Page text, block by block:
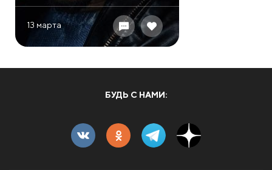
13 марта
БУДЬ С НАМИ: